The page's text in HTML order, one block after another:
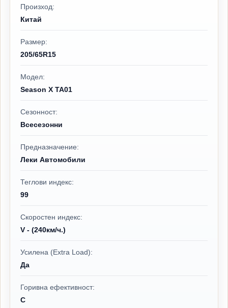
Произход:
Китай
Размер:
205/65R15
Модел:
Season X TA01
Сезонност:
Всесезонни
Предназначение:
Леки Автомобили
Теглови индекс:
99
Скоростен индекс:
V - (240км/ч.)
Усилена (Extra Load):
Да
Горивна ефективност:
C